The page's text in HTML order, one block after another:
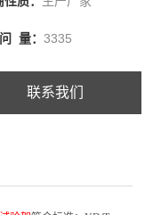
量： 3335
联系我们